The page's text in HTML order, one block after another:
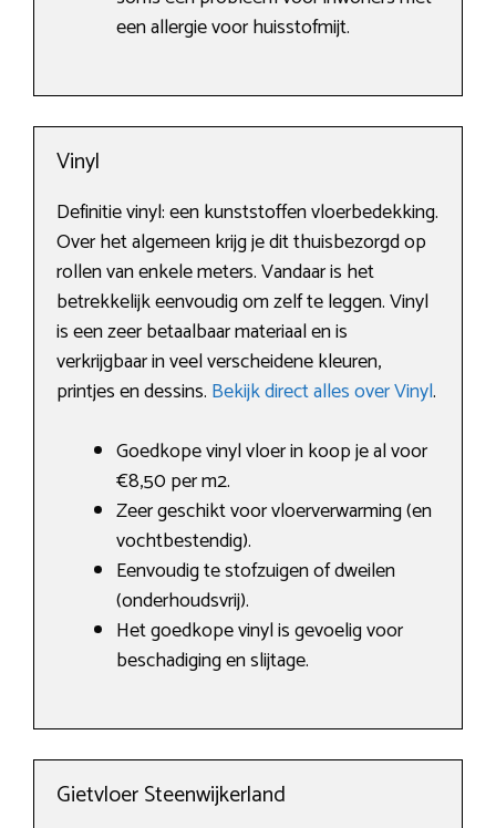
een allergie voor huisstofmijt.
Vinyl
Definitie vinyl: een kunststoffen vloerbedekking.
Over het algemeen krijg je dit thuisbezorgd op
rollen van enkele meters. Vandaar is het
betrekkelijk eenvoudig om zelf te leggen. Vinyl
is een zeer betaalbaar materiaal en is
verkrijgbaar in veel verscheidene kleuren,
printjes en dessins. Bekijk direct alles over Vinyl.
Goedkope vinyl vloer in koop je al voor
€8,50 per m2.
Zeer geschikt voor vloerverwarming (en
vochtbestendig).
Eenvoudig te stofzuigen of dweilen
(onderhoudsvrij).
Het goedkope vinyl is gevoelig voor
beschadiging en slijtage.
Gietvloer Steenwijkerland